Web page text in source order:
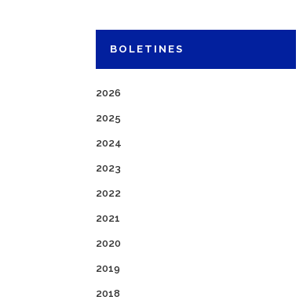
BOLETINES
2026
2025
2024
2023
2022
2021
2020
2019
2018